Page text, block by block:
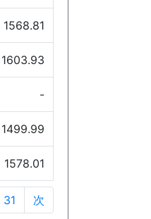
1568.81
1603.93
-
1499.99
1578.01
31 次